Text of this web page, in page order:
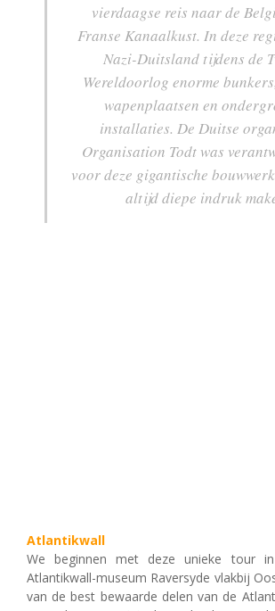
vierdaagse reis naar de
Franse Kanaalkust. In deze
Nazi-Duitsland tijdens de
Wereldoorlog enorme
wapenplaatsen en
installaties. De Duitse
Organisation Todt was
voor deze gigantische
altijd diepe indruk
Atlantikwall
We beginnen met deze unieke tour
Atlantikwall-museum Raversyde vlakbij
van de best bewaarde delen van de